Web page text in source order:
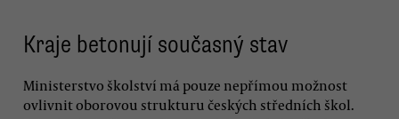
Kraje betonují současný stav
Ministerstvo školství má pouze nepřímou možnost
ovlivnit oborovou strukturu českých středních škol.